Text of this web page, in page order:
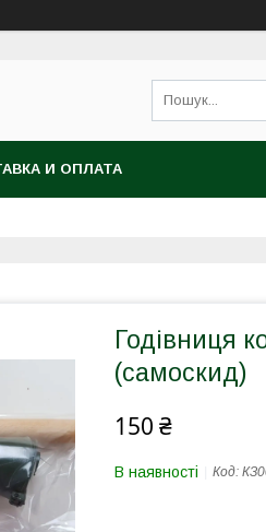
И ОПЛАТА
Годівниця
(самоскид)
150 ₴
В наявності Код: